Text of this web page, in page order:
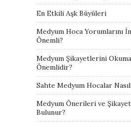
En Etkili Aşk Büyüleri
Medyum Hoca Yorumlarını
Önemli?
Medyum Şikayetlerini
Önemlidir?
Sahte Medyum Hocalar Nasıl
Medyum Önerileri ve
Bulunur?